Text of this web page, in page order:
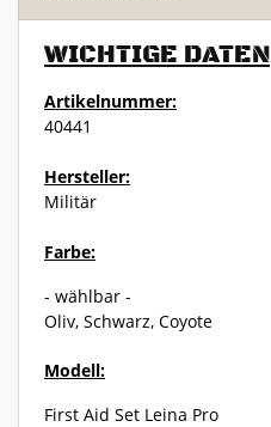
WICHTIGE DATEN
Artikelnummer:
40441
Hersteller:
Militär
Farbe:
- wählbar -
Oliv, Schwarz, Coyote
Modell:
First Aid Set Leina Pro